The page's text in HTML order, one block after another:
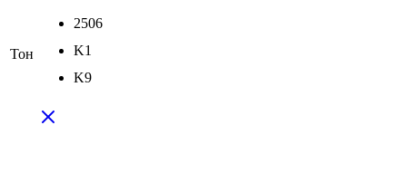
Тон
2506
K1
K9